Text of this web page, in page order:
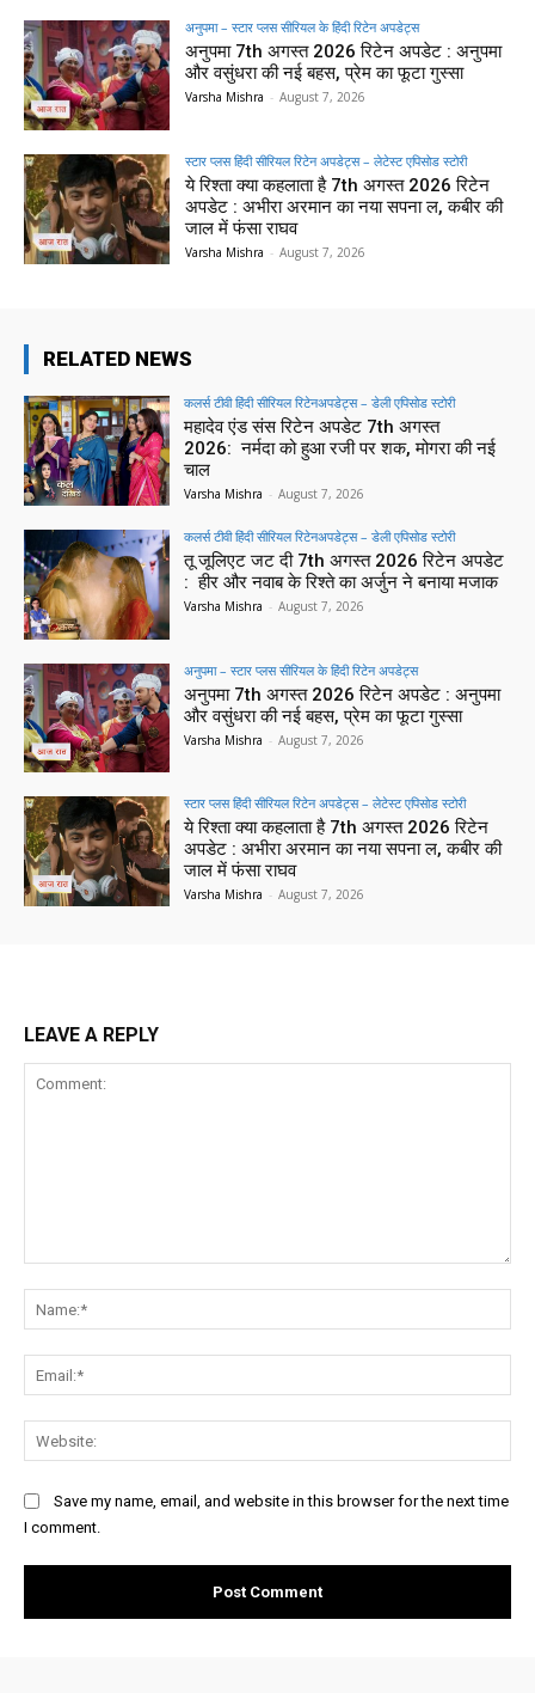
अनुपमा – स्टार प्लस सीरियल के हिंदी रिटेन अपडेट्स
अनुपमा 7th अगस्त 2026 रिटेन अपडेट : अनुपमा
और वसुंधरा की नई बहस, प्रेम का फूटा गुस्सा
Varsha Mishra - August 7, 2026
स्टार प्लस हिंदी सीरियल रिटेन अपडेट्स – लेटेस्ट एपिसोड स्टोरी
ये रिश्ता क्या कहलाता है 7th अगस्त 2026 रिटेन
अपडेट : अभीरा अरमान का नया सपना ल, कबीर की
जाल में फंसा राघव
Varsha Mishra - August 7, 2026
RELATED NEWS
कलर्स टीवी हिंदी सीरियल रिटेनअपडेट्स – डेली एपिसोड स्टोरी
महादेव एंड संस रिटेन अपडेट 7th अगस्त
2026: नर्मदा को हुआ रजी पर शक, मोगरा की नई
चाल
Varsha Mishra - August 7, 2026
कलर्स टीवी हिंदी सीरियल रिटेनअपडेट्स – डेली एपिसोड स्टोरी
तू जूलिएट जट दी 7th अगस्त 2026 रिटेन अपडेट
: हीर और नवाब के रिश्ते का अर्जुन ने बनाया मजाक
Varsha Mishra - August 7, 2026
अनुपमा – स्टार प्लस सीरियल के हिंदी रिटेन अपडेट्स
अनुपमा 7th अगस्त 2026 रिटेन अपडेट : अनुपमा
और वसुंधरा की नई बहस, प्रेम का फूटा गुस्सा
Varsha Mishra - August 7, 2026
स्टार प्लस हिंदी सीरियल रिटेन अपडेट्स – लेटेस्ट एपिसोड स्टोरी
ये रिश्ता क्या कहलाता है 7th अगस्त 2026 रिटेन
अपडेट : अभीरा अरमान का नया सपना ल, कबीर की
जाल में फंसा राघव
Varsha Mishra - August 7, 2026
LEAVE A REPLY
Save my name, email, and website in this browser for the next time
I comment.